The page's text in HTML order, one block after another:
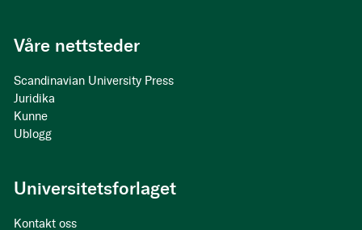
Våre nettsteder
Scandinavian University Press
Juridika
Kunne
Ublogg
Universitetsforlaget
Kontakt oss